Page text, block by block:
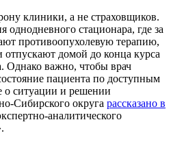
клиники, а не страховщиков.
однодневного стационара, где за
противоопухолевую терапию,
отпускают домой до конца курса
Однако важно, чтобы врач
пациента по доступным
о ситуации и решении
Сибирского округа рассказано в
аналитического